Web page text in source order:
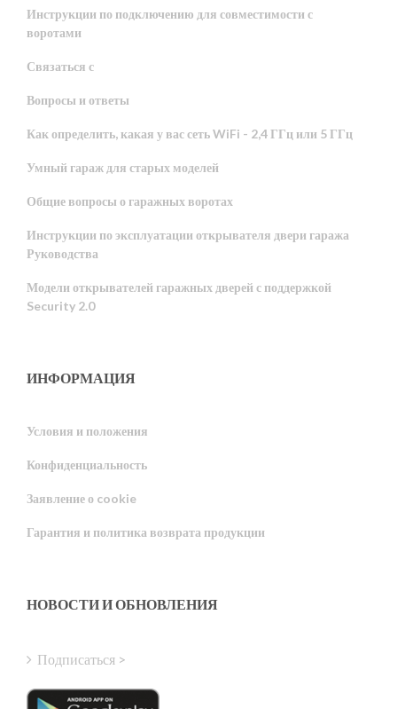
Инструкции по подключению для совместимости с
воротами
Связаться с
Вопросы и ответы
Как определить, какая у вас сеть WiFi - 2,4 ГГц или 5 ГГц
Умный гараж для старых моделей
Общие вопросы о гаражных воротах
Инструкции по эксплуатации открывателя двери гаража
Руководства
Модели открывателей гаражных дверей с поддержкой
Security 2.0
ИНФОРМАЦИЯ
Условия и положения
Конфиденциальность
Заявление о cookie
Гарантия и политика возврата продукции
НОВОСТИ И ОБНОВЛЕНИЯ
Подписаться >